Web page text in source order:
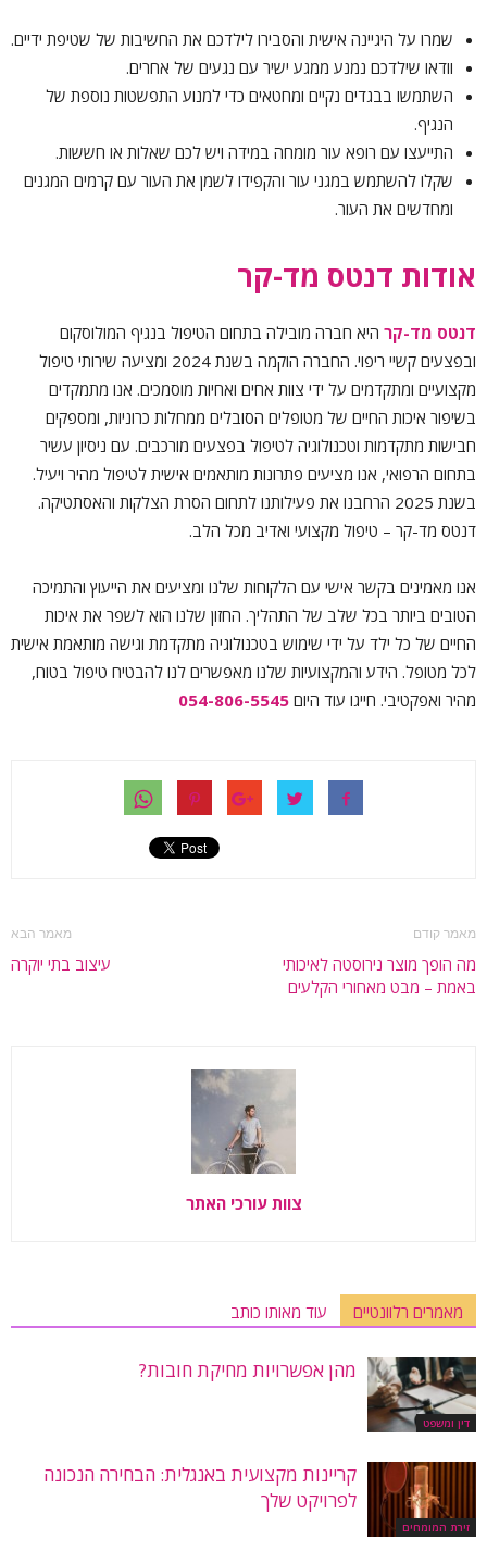
שמרו על היגיינה אישית והסבירו לילדכם את החשיבות של שטיפת ידיים.
וודאו שילדכם נמנע ממגע ישיר עם נגעים של אחרים.
השתמשו בבגדים נקיים ומחטאים כדי למנוע התפשטות נוספת של
הנגיף.
התייעצו עם רופא עור מומחה במידה ויש לכם שאלות או חששות.
שקלו להשתמש במגני עור והקפידו לשמן את העור עם קרמים המגנים
ומחדשים את העור.
אודות דנטס מד-קר
דנטס מד-קר היא חברה מובילה בתחום הטיפול בנגיף המולוסקום
ובפצעים קשיי ריפוי. החברה הוקמה בשנת 2024 ומציעה שירותי טיפול
מקצועיים ומתקדמים על ידי צוות אחים ואחיות מוסמכים. אנו מתמקדים
בשיפור איכות החיים של מטופלים הסובלים ממחלות כרוניות, ומספקים
חבישות מתקדמות וטכנולוגיה לטיפול בפצעים מורכבים. עם ניסיון עשיר
בתחום הרפואי, אנו מציעים פתרונות מותאמים אישית לטיפול מהיר ויעיל.
בשנת 2025 הרחבנו את פעילותנו לתחום הסרת הצלקות והאסתטיקה.
דנטס מד-קר – טיפול מקצועי ואדיב מכל הלב.
אנו מאמינים בקשר אישי עם הלקוחות שלנו ומציעים את הייעוץ והתמיכה
הטובים ביותר בכל שלב של התהליך. החזון שלנו הוא לשפר את איכות
החיים של כל ילד על ידי שימוש בטכנולוגיה מתקדמת וגישה מותאמת אישית
לכל מטופל. הידע והמקצועיות שלנו מאפשרים לנו להבטיח טיפול בטוח,
מהיר ואפקטיבי. חייגו עוד היום 054-806-5545
מאמר קודם
מה הופך מוצר נירוסטה לאיכותי
באמת – מבט מאחורי הקלעים
מאמר הבא
עיצוב בתי יוקרה
צוות עורכי האתר
מאמרים רלוונטיים עוד מאותו כותב
דין ומשפט
מהן אפשרויות מחיקת חובות?
זירת המומחים
קריינות מקצועית באנגלית: הבחירה הנכונה
לפרויקט שלך